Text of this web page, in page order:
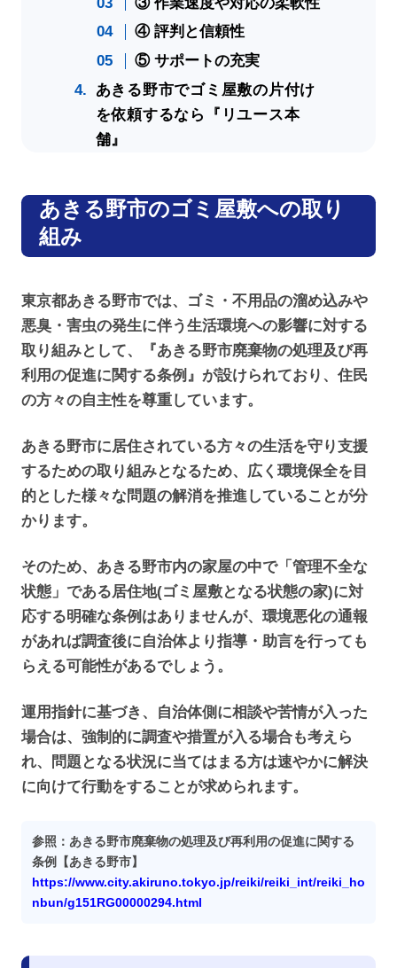
④ 評判と信頼性
⑤ サポートの充実
あきる野市でゴミ屋敷の片付け
を依頼するなら『リユース本
舗』
あきる野市のゴミ屋敷への取り
組み
東京都あきる野市では、ゴミ・不用品の溜め込みや
悪臭・害虫の発生に伴う生活環境への影響に対する
取り組みとして、『あきる野市廃棄物の処理及び再
利用の促進に関する条例』が設けられており、住民
の方々の自主性を尊重しています。
あきる野市に居住されている方々の生活を守り支援
するための取り組みとなるため、広く環境保全を目
的とした様々な問題の解消を推進していることが分
かります。
そのため、あきる野市内の家屋の中で「管理不全な
状態」である居住地(ゴミ屋敷となる状態の家)に対
応する明確な条例はありませんが、環境悪化の通報
があれば調査後に自治体より指導・助言を行っても
らえる可能性があるでしょう。
運用指針に基づき、自治体側に相談や苦情が入った
場合は、強制的に調査や措置が入る場合も考えら
れ、問題となる状況に当てはまる方は速やかに解決
に向けて行動をすることが求められます。
参照：あきる野市廃棄物の処理及び再利用の促進に関する
条例【あきる野市】
https://www.city.akiruno.tokyo.jp/reiki/reiki_int/reiki_ho
nbun/g151RG00000294.html